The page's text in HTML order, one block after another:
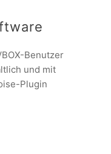
Benutzer
und mit
Plugin